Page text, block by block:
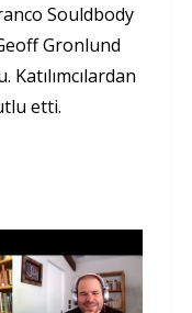
Souldbody
Gronlund
etti.